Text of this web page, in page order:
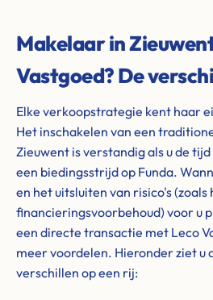
Makelaar in
Vastgoed? De
Elke verkoopstrategie kent haar
Het inschakelen van een
Zieuwent is verstandig als u de
een biedingsstrijd op Funda.
en het uitsluiten van risico's (zoals
financieringsvoorbehoud) voor u
een directe transactie met Leco
meer voordelen. Hieronder ziet u
verschillen op een rij: